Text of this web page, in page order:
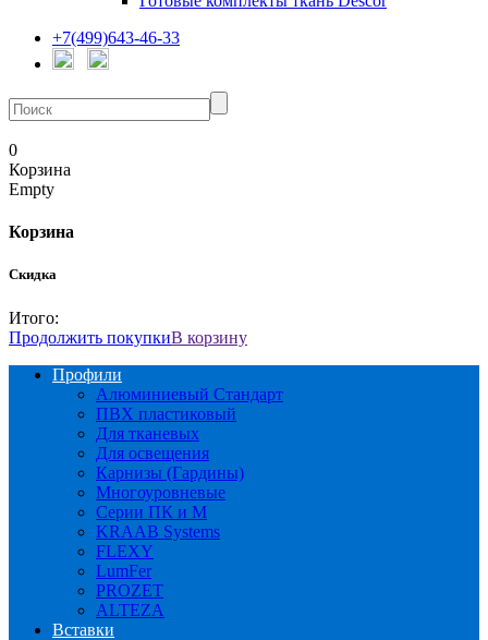
+7(499)643-46-33
0
Корзина
Empty
Корзина
Скидка
Итого:
Продолжить покупкиВ корзину
Профили
Алюминиевый Стандарт
ПВХ пластиковый
Для тканевых
Для освещения
Карнизы (Гардины)
Многоуровневые
Серии ПК и М
KRAAB Systems
FLEXY
LumFer
PROZET
ALTEZA
Вставки